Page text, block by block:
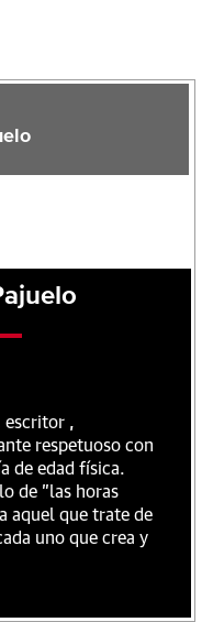
escritor ,
respetuoso con
de edad física.
de "las horas
aquel que trate de
uno que crea y